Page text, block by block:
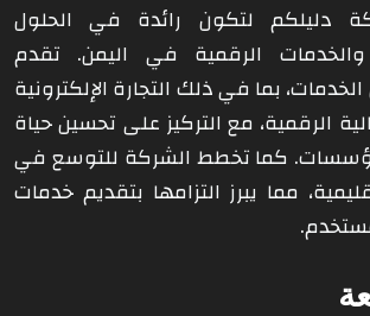
دليلكم لتكون رائدة في الحلول
والخدمات الرقمية في اليمن. تقدم
بما في ذلك التجارة الإلكترونية
الرقمية، مع التركيز على تحسين حياة
كما تخطط الشركة للتوسع في
مما يبرز التزامها بتقديم خدمات